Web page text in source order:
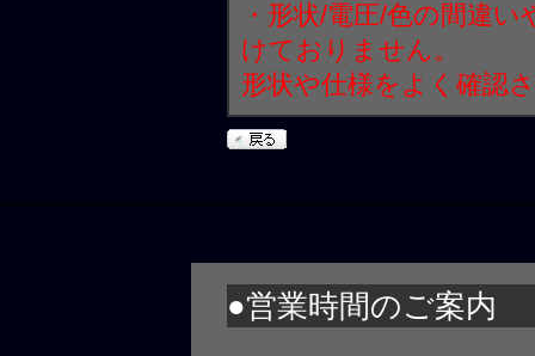
・形状/電圧/色の間違
けておりません。
形状や仕様をよく確認
●営業時間のご案内